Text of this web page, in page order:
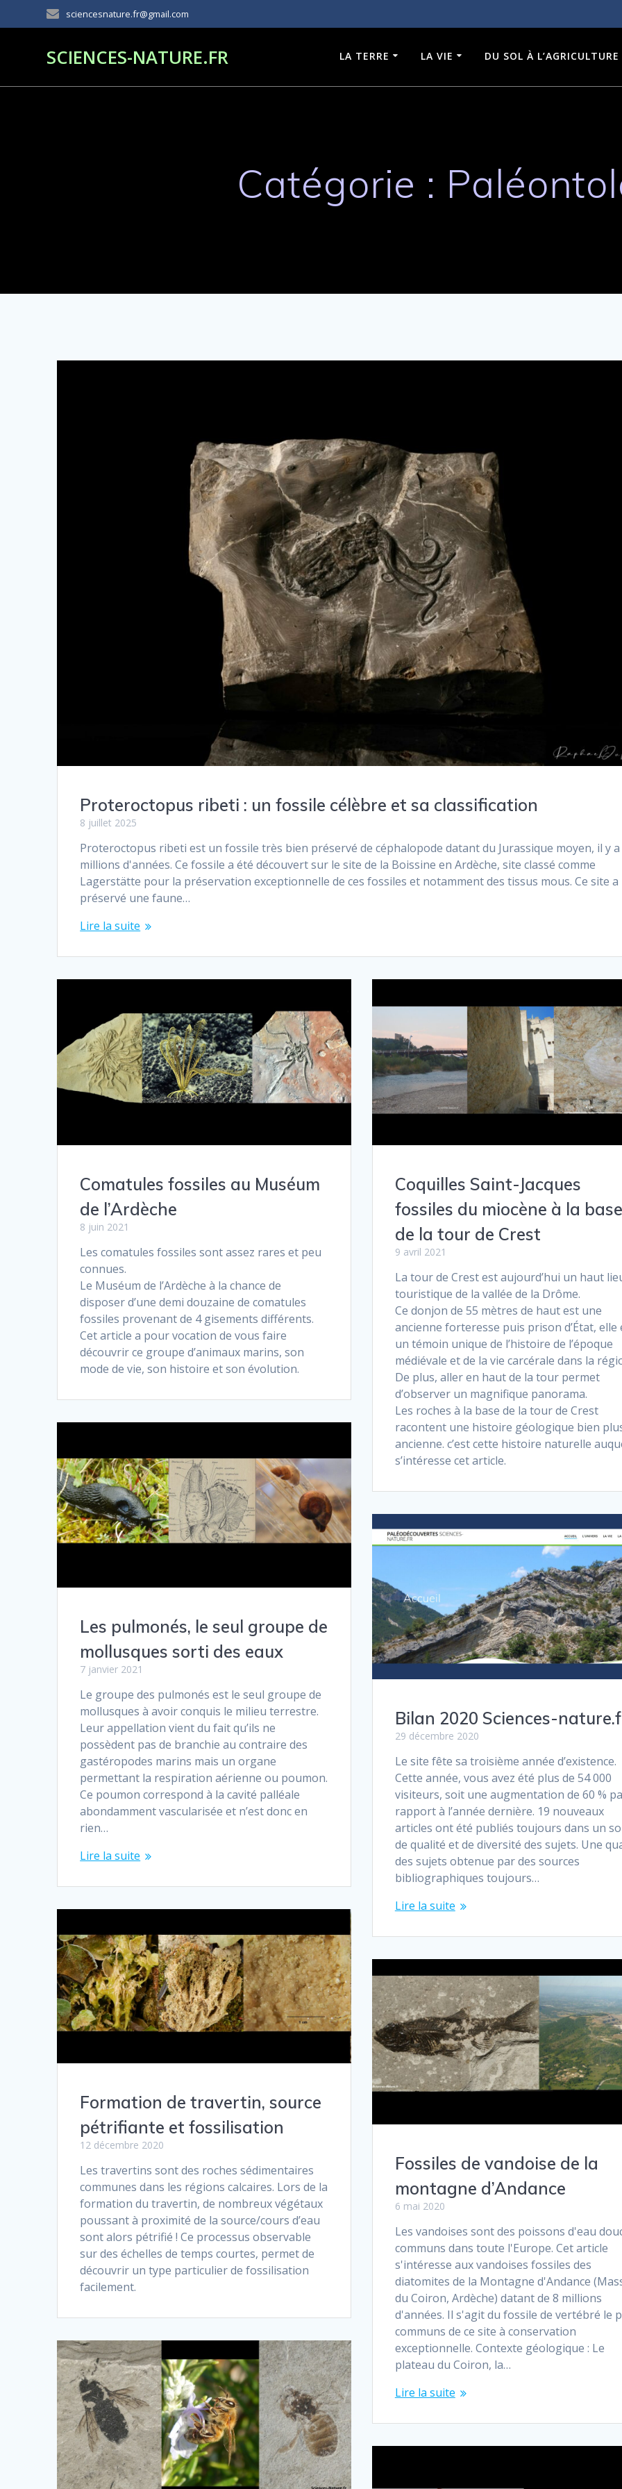
au
sciencesnature.fr@gmail.com
SCIENCES-NATURE.FR LA TERRE LA VIE DU SOL À L’AGRICULTURE
Catégorie :
Proteroctopus ribeti : un fossile célèbre et sa classification
8 juillet 2025
Proteroctopus ribeti est un fossile très bien préservé de céphalopode datant du Jurassique moyen, il y a
millions d'années. Ce fossile a été découvert sur le site de la Boissine en Ardèche, site classé comme
Lagerstätte pour la préservation exceptionnelle de ces fossiles et notamment des tissus mous. Ce site a
préservé une faune…
Lire la suite
Comatules fossiles au Muséum
de l’Ardèche
8 juin 2021
Les comatules fossiles sont assez rares et peu
connues.
Le Muséum de l’Ardèche à la chance de
disposer d’une demi douzaine de comatules
fossiles provenant de 4 gisements différents.
Cet article a pour vocation de vous faire
découvrir ce groupe d’animaux marins, son
mode de vie, son histoire et son évolution.
Coquilles Saint-Jacques
fossiles du miocène à la base
de la tour de Crest
9 avril 2021
La tour de Crest est aujourd’hui un haut
touristique de la vallée de la Drôme.
Ce donjon de 55 mètres de haut est une
ancienne forteresse puis prison d’État, elle
un témoin unique de l’histoire de l’époque
médiévale et de la vie carcérale dans la
De plus, aller en haut de la tour permet
d’observer un magnifique panorama.
Les roches à la base de la tour de Crest
racontent une histoire géologique bien
ancienne. c’est cette histoire naturelle
s’intéresse cet article.
Les pulmonés, le seul groupe de
mollusques sorti des eaux
7 janvier 2021
Le groupe des pulmonés est le seul groupe de
mollusques à avoir conquis le milieu terrestre.
Leur appellation vient du fait qu’ils ne
possèdent pas de branchie au contraire des
gastéropodes marins mais un organe
permettant la respiration aérienne ou poumon.
Ce poumon correspond à la cavité palléale
abondamment vascularisée et n’est donc en
rien…
Lire la suite
Bilan 2020 Sciences-
29 décembre 2020
Le site fête sa troisième année d’existence.
Cette année, vous avez été plus de 54 000
visiteurs, soit une augmentation de 60 %
rapport à l’année dernière. 19 nouveaux
articles ont été publiés toujours dans un
de qualité et de diversité des sujets. Une
des sujets obtenue par des sources
bibliographiques toujours…
Lire la suite
Formation de travertin, source
pétrifiante et fossilisation
12 décembre 2020
Les travertins sont des roches sédimentaires
communes dans les régions calcaires. Lors de la
formation du travertin, de nombreux végétaux
poussant à proximité de la source/cours d’eau
sont alors pétrifié ! Ce processus observable
sur des échelles de temps courtes, permet de
découvrir un type particulier de fossilisation
facilement.
Fossiles de vandoise de la
montagne d’Andance
6 mai 2020
Les vandoises sont des poissons d'eau
communs dans toute l'Europe. Cet article
s'intéresse aux vandoises fossiles des
diatomites de la Montagne d'Andance
du Coiron, Ardèche) datant de 8 millions
d'années. Il s'agit du fossile de vertébré le
communs de ce site à conservation
exceptionnelle. Contexte géologique : Le
plateau du Coiron, la…
Lire la suite